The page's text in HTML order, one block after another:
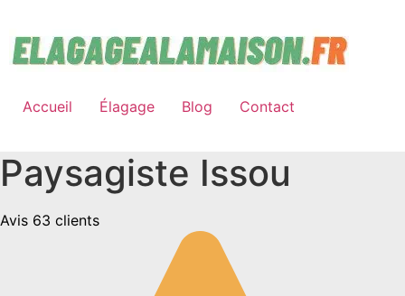
contenu
Accueil Élagage Blog Contact
Paysagiste Issou
Avis 63 clients